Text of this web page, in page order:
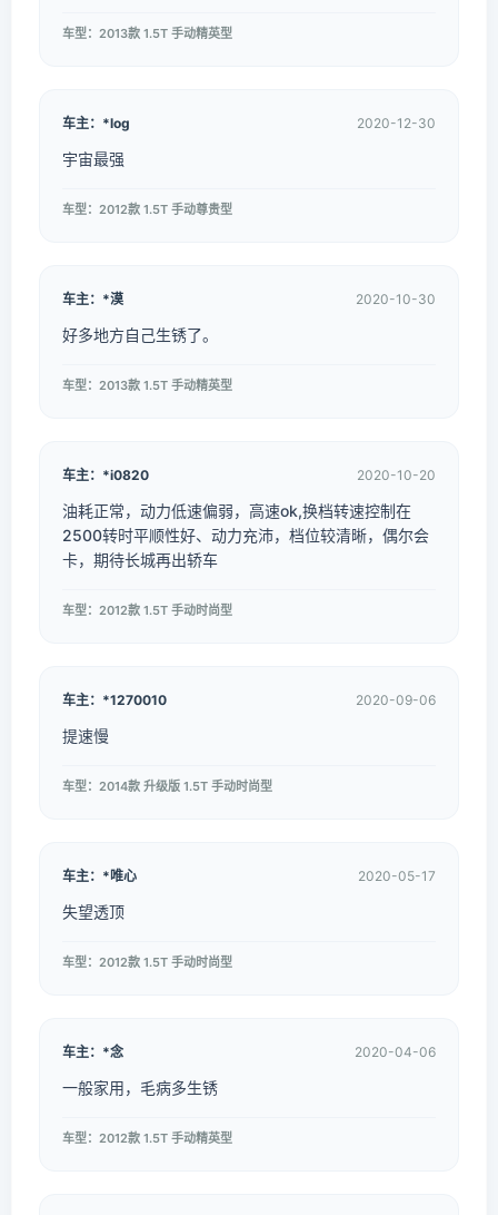
车型：2013款 1.5T 手动精英型
车主：*log 2020-12-30
宇宙最强
车型：2012款 1.5T 手动尊贵型
车主：*漠 2020-10-30
好多地方自己生锈了。
车型：2013款 1.5T 手动精英型
车主：*i0820 2020-10-20
油耗正常，动力低速偏弱，高速ok,换档转速控制在
2500转时平顺性好、动力充沛，档位较清晰，偶尔会
卡，期待长城再出轿车
车型：2012款 1.5T 手动时尚型
车主：*1270010 2020-09-06
提速慢
车型：2014款 升级版 1.5T 手动时尚型
车主：*唯心 2020-05-17
失望透顶
车型：2012款 1.5T 手动时尚型
车主：*念 2020-04-06
一般家用，毛病多生锈
车型：2012款 1.5T 手动精英型